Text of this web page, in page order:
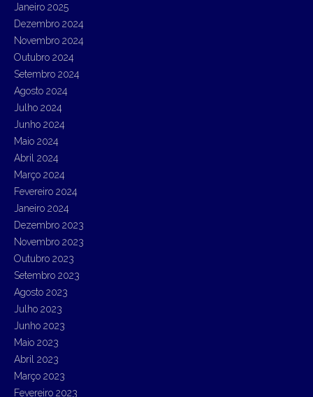
Janeiro 2025
Dezembro 2024
Novembro 2024
Outubro 2024
Setembro 2024
Agosto 2024
Julho 2024
Junho 2024
Maio 2024
Abril 2024
Março 2024
Fevereiro 2024
Janeiro 2024
Dezembro 2023
Novembro 2023
Outubro 2023
Setembro 2023
Agosto 2023
Julho 2023
Junho 2023
Maio 2023
Abril 2023
Março 2023
Fevereiro 2023